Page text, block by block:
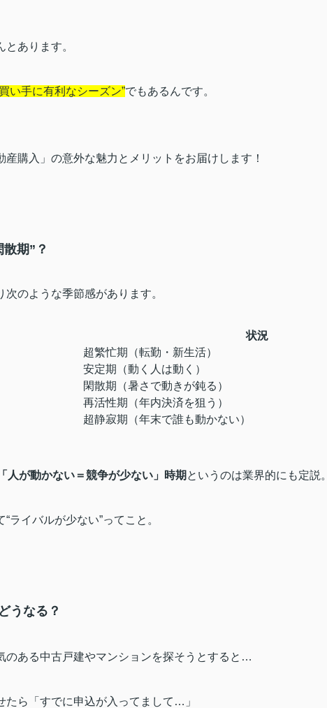
あります。
い手に有利なシーズン”でもあるんです。
購入」の意外な魅力とメリットをお届けします！
期”？
のような季節感があります。
状況
超繁忙期（転勤・新生活）
安定期（動く人は動く）
閑散期（暑さで動きが鈍る）
再活性期（年内決済を狙う）
超静寂期（年末で誰も動かない）
人が動かない＝競争が少ない」時期 というのは業界的にも定説。
ライバルが少ない”ってこと。
うなる？
のある中古戸建やマンションを探そうとすると…
たら「すでに申込が入ってまして…」